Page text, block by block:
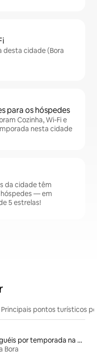
desta cidade (Bora
para os hóspedes
Cozinha, Wi-Fi e
nesta cidade
da cidade têm
— em
5 estrelas!
Principais pontos turísticos
Aluguéis por temporada na orla
Bora